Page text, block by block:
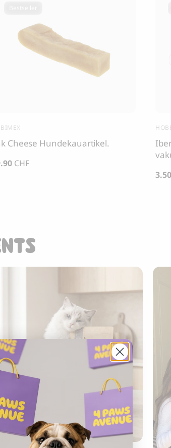
Cheese Hundekauartikel.
CHF
3.50